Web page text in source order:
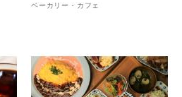
ベーカリー・カフェ